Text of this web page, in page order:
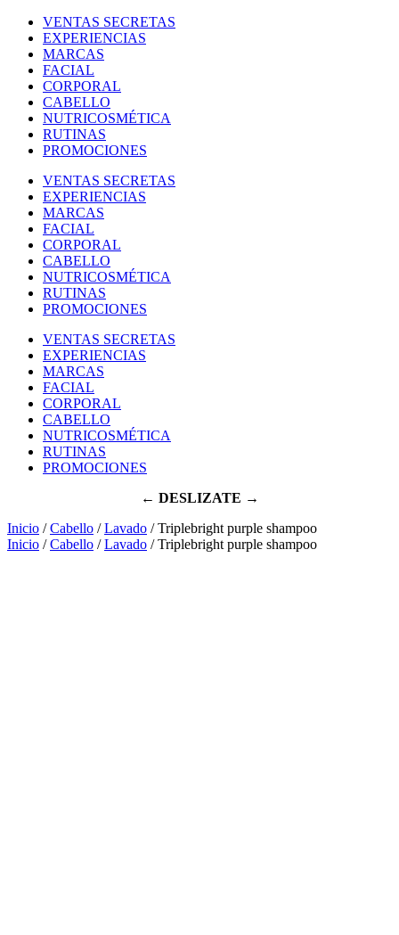
VENTAS SECRETAS
EXPERIENCIAS
MARCAS
FACIAL
CORPORAL
CABELLO
NUTRICOSMÉTICA
RUTINAS
PROMOCIONES
VENTAS SECRETAS
EXPERIENCIAS
MARCAS
FACIAL
CORPORAL
CABELLO
NUTRICOSMÉTICA
RUTINAS
PROMOCIONES
VENTAS SECRETAS
EXPERIENCIAS
MARCAS
FACIAL
CORPORAL
CABELLO
NUTRICOSMÉTICA
RUTINAS
PROMOCIONES
← DESLIZATE →
Inicio /Cabello /Lavado / Triplebright purple shampoo
Inicio /Cabello /Lavado / Triplebright purple shampoo